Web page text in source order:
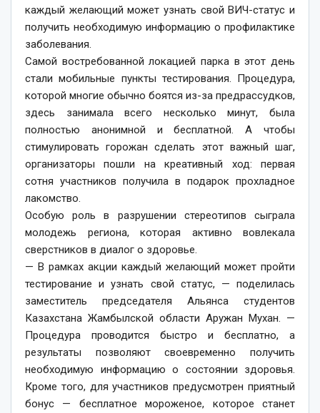
каждый желающий может узнать свой ВИЧ-статус и
получить необходимую информацию о профилактике
заболевания.
Самой востребованной локацией парка в этот день
стали мобильные пункты тестирования. Процедура,
которой многие обычно боятся из-за предрассудков,
здесь занимала всего несколько минут, была
полностью анонимной и бесплатной. А чтобы
стимулировать горожан сделать этот важный шаг,
организаторы пошли на креативный ход: первая
сотня участников получила в подарок прохладное
лакомство.
Особую роль в разрушении стереотипов сыграла
молодежь региона, которая активно вовлекала
сверстников в диалог о здоровье.
— В рамках акции каждый желающий может пройти
тестирование и узнать свой статус, — поделилась
заместитель председателя Альянса студентов
Казахстана Жамбылской области Аружан Мухан. —
Процедура проводится быстро и бесплатно, а
результаты позволяют своевременно получить
необходимую информацию о состоянии здоровья.
Кроме того, для участников предусмотрен приятный
бонус — бесплатное мороженое, которое станет